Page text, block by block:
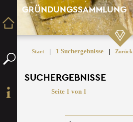
GRÜNDUNGSSAMMLUNG
Start | 1 Suchergebnisse | Zurück
SUCHERGEBNISSE
Seite 1 von 1